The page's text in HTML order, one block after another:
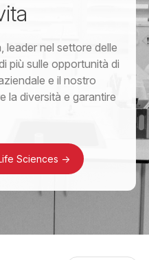
leader nel settore delle
più sulle opportunità di
e il nostro
la diversità e garantire
Sciences ->